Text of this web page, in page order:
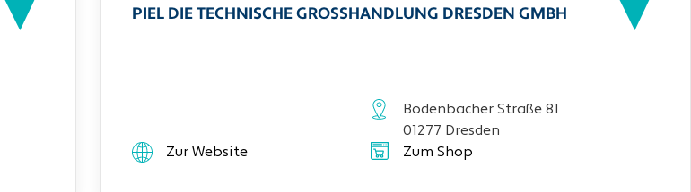
PIEL DIE TECHNISCHE GROSSHANDLUNG DRESDEN GMBH
Bodenbacher Straße 81
01277 Dresden
Zur Website
Zum Shop